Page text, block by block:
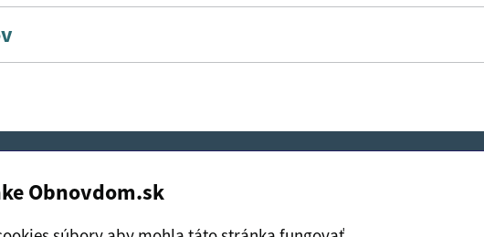
Informácie o cookies Spracúvanie osobných údajov
Obnovdom.sk